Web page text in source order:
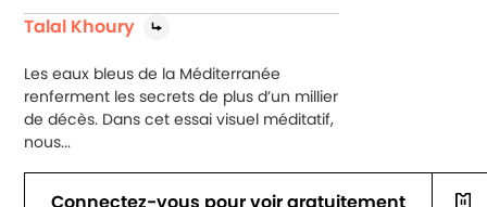
Talal Khoury
Les eaux bleus de la Méditerranée
renferment les secrets de plus d’un millier
de décès. Dans cet essai visuel méditatif,
nous...
Connectez-vous pour voir gratuitement